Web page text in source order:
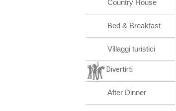
Country House
Bed & Breakfast
Villaggi turistici
Divertirti
After Dinner